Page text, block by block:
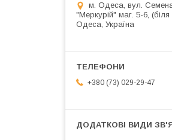
м. Одеса, вул.
"Меркурій" маг. 5-6,
Одеса, Україна
+380 (73) 029-29-47